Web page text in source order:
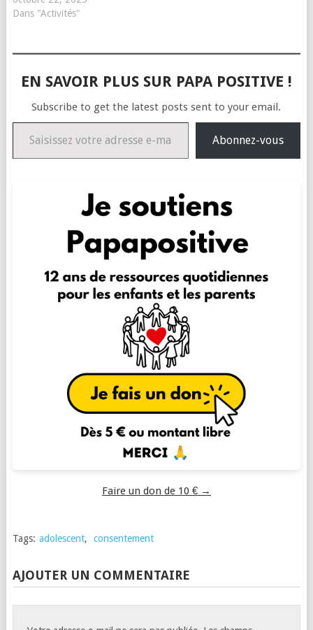
Dans "Activités"
EN SAVOIR PLUS SUR PAPA POSITIVE !
Subscribe to get the latest posts sent to your email.
Saisissez votre adresse e-mail…
Abonnez-vous
Faire un don de 10 € →
Tags: adolescent, consentement
AJOUTER UN COMMENTAIRE